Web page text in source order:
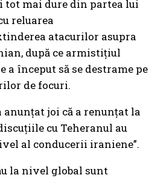
tot mai dure din partea lui
reluarea
atacurilor asupra
după ce armistițiul
început să se destrame pe
de focuri.
anunțat joi că a renunțat la
cu Teheranul au
al conducerii iraniene”.
la nivel global sunt